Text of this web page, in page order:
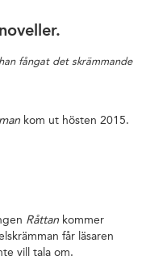
fångat det skrämmande
kom ut hösten 2015.
Råttankommer
får läsaren
vill tala om.